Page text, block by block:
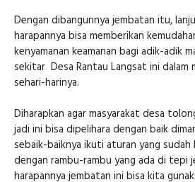
Dengan dibangunnya jembatan itu,
harapannya bisa memberikan
kenyamanan keamanan bagi adik-adik
sekitar Desa Rantau Langsat ini dalam
sehari-harinya.
Diharapkan agar masyarakat desa
jadi ini bisa dipelihara dengan baik
sebaik-baiknya ikuti aturan yang
dengan rambu-rambu yang ada di tepi
harapannya jembatan ini bisa kita